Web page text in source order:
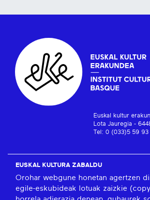
Euskal kultur
Lota Jauregia -
Tel: 0 (033)5 59 93
EUSKAL KULTURA ZABALDU
Orohar webgune honetan agertzen
egile-eskubideak lotuak zaizkie